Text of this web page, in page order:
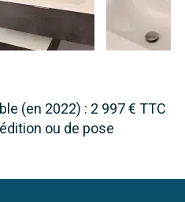
(en 2022) : 2 997 € TTC
ou de pose